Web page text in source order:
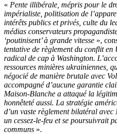
« Pente illibérale, mépris pour le
impérialiste, politisation de
intérêts publics et privés, culte du
médias conservateurs
‘poutinisent’ à grande vitesse »,
tentative de règlement du conflit
radical de cap à Washington.
ressources minières ukrainiennes,
négocié de manière brutale avec
accompagné d’aucune garantie
Maison-Blanche a attaqué la
honnêteté aussi. La stratégie
d’un vaste règlement bilatéral
un cessez-le-feu et se poursuivrait
communs ».